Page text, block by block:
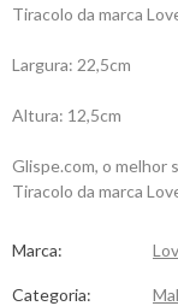
Tiracolo da marca
Largura: 22,5cm
Altura: 12,5cm
Glispe.com, o melhor
Tiracolo da marca
Marca:
Categoria: